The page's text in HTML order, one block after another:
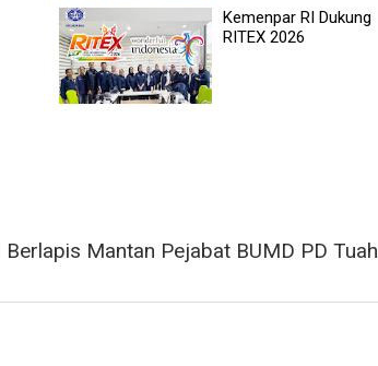
Kemenpar RI Dukung
RITEX 2026
Mantan Pejabat BUMD PD Tuah